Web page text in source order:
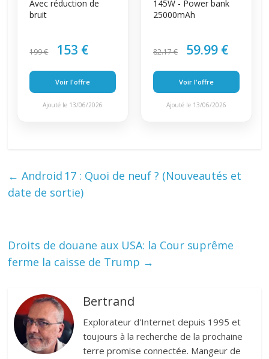
Avec réduction de
bruit
199 € 153 €
Voir l'offre
Ajouté le 13/06/2026
145W - Power bank
25000mAh
82.17 € 59.99 €
Voir l'offre
Ajouté le 13/06/2026
← Android 17 : Quoi de neuf ? (Nouveautés et
date de sortie)
Droits de douane aux USA: la Cour suprême
ferme la caisse de Trump →
Bertrand
Explorateur d'Internet depuis 1995 et
toujours à la recherche de la prochaine
terre promise connectée. Mangeur de